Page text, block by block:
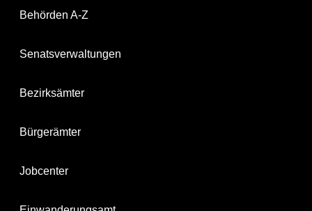
Behörden A-Z
Senatsverwaltungen
Bezirksämter
Bürgerämter
Jobcenter